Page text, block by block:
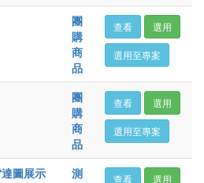
團
購
商
品
查看 選用
選用至專案
團
購
商
品
查看 選用
選用至專案
圖展示
測
查看 選用